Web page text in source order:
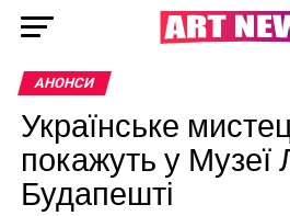
АНОНСИ
Українське
покажуть у Музеї
Будапешті